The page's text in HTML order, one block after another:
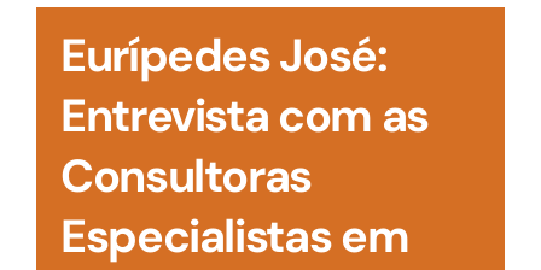
Eurípedes José:
Entrevista com as
Consultoras
Especialistas em